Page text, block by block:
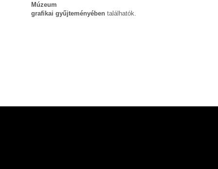
Múzeum
grafikai gyűjteményében találhatók.